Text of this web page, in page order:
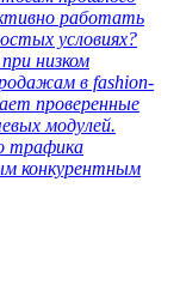
работать
условиях?
низком
в fashion-
проверенные
модулей.
трафика
конкурентным